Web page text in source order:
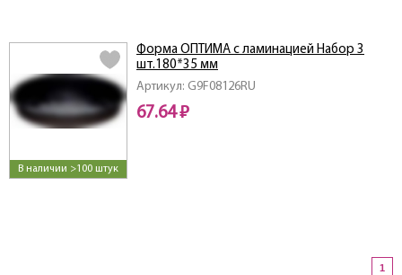
В наличии >100 штук
Артикул: G9F08126RU
Форма ОПТИМА с ламинацией Набор 3
шт.180*35 мм
67.64 ₽
1